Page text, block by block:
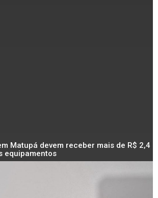
Matupá devem receber mais de R$ 2,4
equipamentos